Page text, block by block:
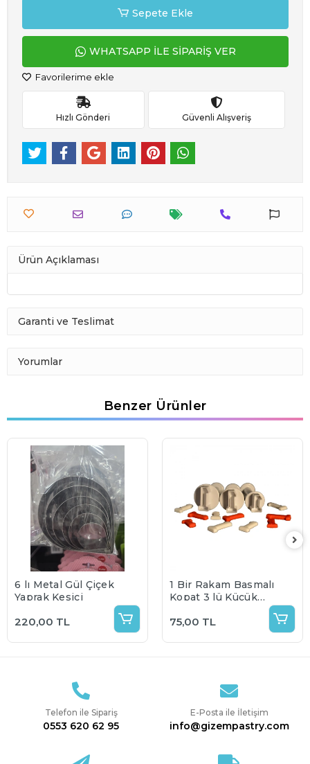
Sepete Ekle
WHATSAPP İLE SİPARİŞ VER
Favorilerime ekle
Hızlı Gönderi Güvenli Alışveriş
Ürün Açıklaması
Garanti ve Teslimat
Yorumlar
Benzer Ürünler
6 lı Metal Gül Çiçek
Yaprak Kesici
220,00 TL
1 Bir Rakam Basmalı
Kopat 3 lü Küçük
75,00 TL
Telefon ile Sipariş
0553 620 62 95
E-Posta ile İletişim
info@gizempastry.com